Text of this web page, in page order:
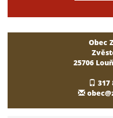
Obec
25706
317